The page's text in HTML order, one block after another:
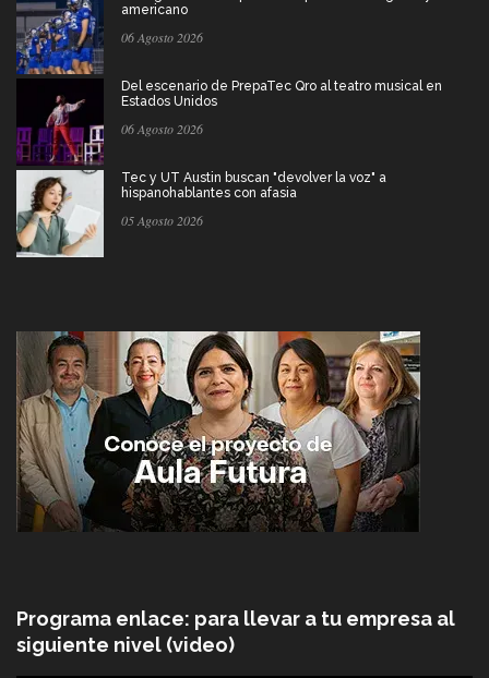
americano
06 Agosto 2026
Del escenario de PrepaTec Qro al teatro musical en
Estados Unidos
06 Agosto 2026
Tec y UT Austin buscan "devolver la voz" a
hispanohablantes con afasia
05 Agosto 2026
Programa enlace: para llevar a tu empresa al
siguiente nivel (video)